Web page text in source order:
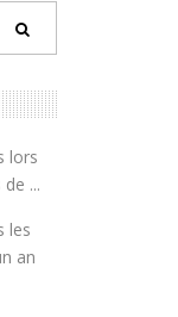
lors
...
les
an